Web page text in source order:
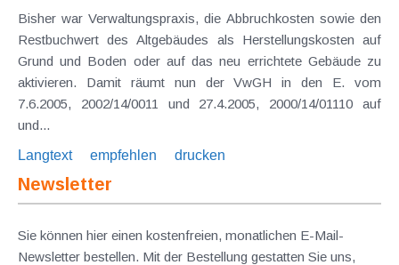
Bisher war Verwaltungspraxis, die Abbruchkosten sowie den
Restbuchwert des Altgebäudes als Herstellungskosten auf
Grund und Boden oder auf das neu errichtete Gebäude zu
aktivieren. Damit räumt nun der VwGH in den E. vom
7.6.2005, 2002/14/0011 und 27.4.2005, 2000/14/01110 auf
und...
Langtext
empfehlen drucken
Newsletter
Sie können hier einen kostenfreien, monatlichen E-Mail-
Newsletter bestellen. Mit der Bestellung gestatten Sie uns,